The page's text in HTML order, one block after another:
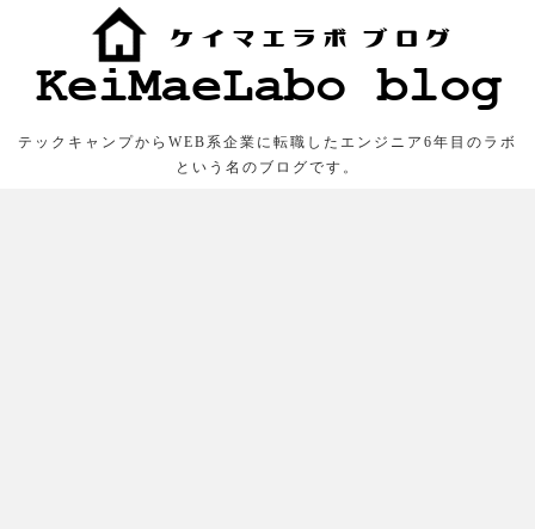
テックキャンプからWEB系企業に転職したエンジニア6年目のラボ
という名のブログです。